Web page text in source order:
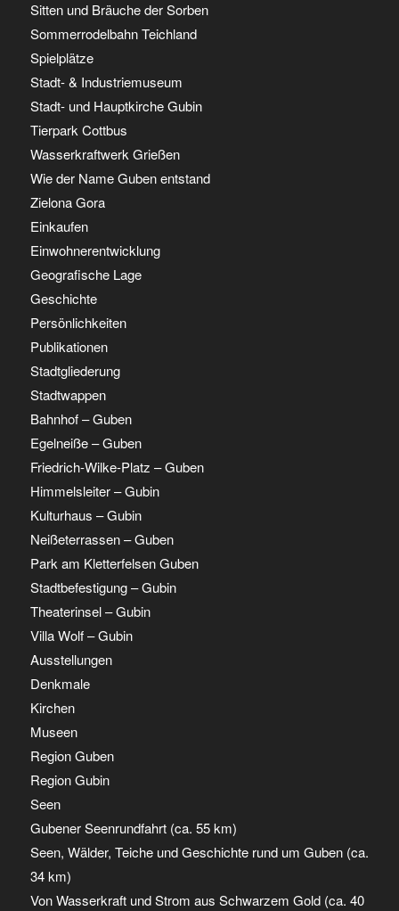
Sitten und Bräuche der Sorben
Sommerrodelbahn Teichland
Spielplätze
Stadt- & Industriemuseum
Stadt- und Hauptkirche Gubin
Tierpark Cottbus
Wasserkraftwerk Grießen
Wie der Name Guben entstand
Zielona Gora
Einkaufen
Einwohnerentwicklung
Geografische Lage
Geschichte
Persönlichkeiten
Publikationen
Stadtgliederung
Stadtwappen
Bahnhof – Guben
Egelneiße – Guben
Friedrich-Wilke-Platz – Guben
Himmelsleiter – Gubin
Kulturhaus – Gubin
Neißeterrassen – Guben
Park am Kletterfelsen Guben
Stadtbefestigung – Gubin
Theaterinsel – Gubin
Villa Wolf – Gubin
Ausstellungen
Denkmale
Kirchen
Museen
Region Guben
Region Gubin
Seen
Gubener Seenrundfahrt (ca. 55 km)
Seen, Wälder, Teiche und Geschichte rund um Guben (ca.
34 km)
Von Wasserkraft und Strom aus Schwarzem Gold (ca. 40